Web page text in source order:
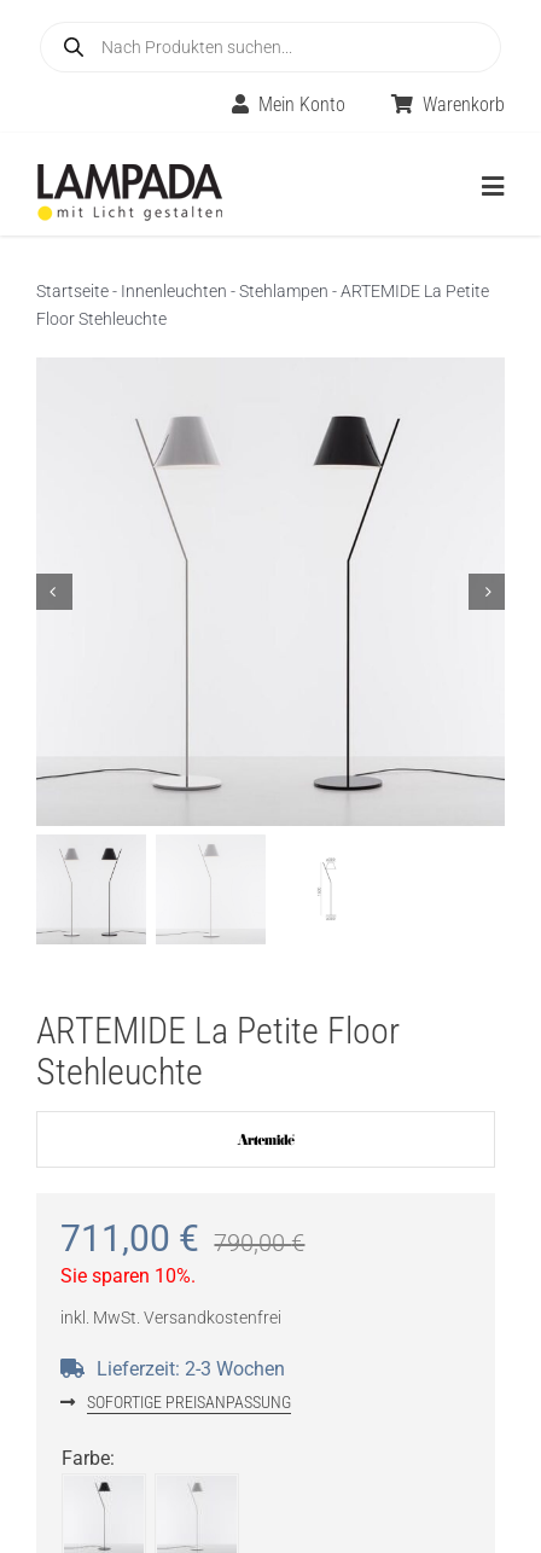
search
Mein Konto Warenkorb
Online-Shop
Lichtplanung
Startseite- Innenleuchten -Stehlampen -ARTEMIDE La Petite
Floor Stehleuchte
ARTEMIDE La Petite Floor
Stehleuchte
711,00 € 790,00€
Sie sparen 10%.
inkl. MwSt. Versandkostenfrei
Lieferzeit: 2-3 Wochen
SOFORTIGE PREISANPASSUNG
Farbe: